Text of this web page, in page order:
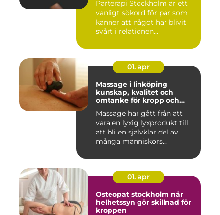
Parterapi Stockholm är ett
vanligt sökord för par som
känner att något har blivit
svårt i relationen...
01. apr
Massage i linköping
kunskap, kvalitet och
omtanke för kropp och
Massage har gått från att
vara en lyxig lyxprodukt till
att bli en självklar del av
många människors...
01. apr
Osteopat stockholm när
helhetssyn gör skillnad för
kroppen